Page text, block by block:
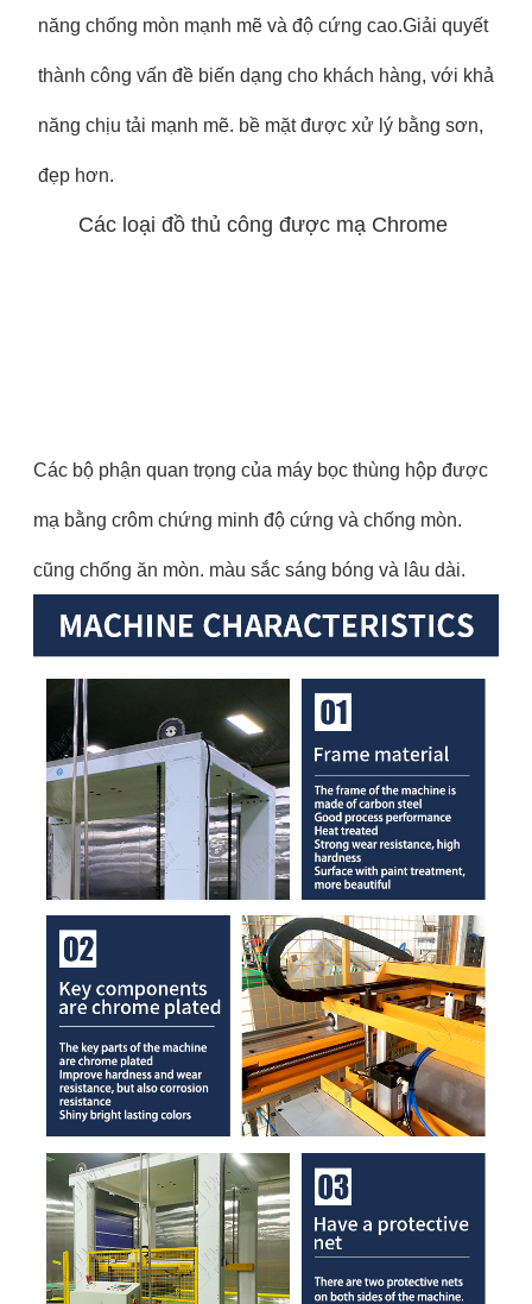
năng chống mòn mạnh mẽ và độ cứng cao.Giải quyết
thành công vấn đề biến dạng cho khách hàng, với khả
năng chịu tải mạnh mẽ. bề mặt được xử lý bằng sơn,
đẹp hơn.
Các loại đồ thủ công được mạ Chrome
Các bộ phận quan trọng của máy bọc thùng hộp được
mạ bằng crôm chứng minh độ cứng và chống mòn.
cũng chống ăn mòn. màu sắc sáng bóng và lâu dài.